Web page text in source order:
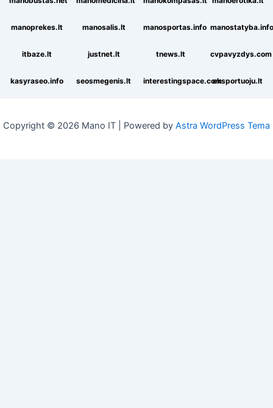
manoprekes.lt manosalis.lt manosportas.info manostatyba.info
itbaze.lt justnet.lt tnews.lt cvpavyzdys.com
kasyraseo.info seosmegenis.lt interestingspace.comeksportuoju.lt
Copyright © 2026 Mano IT | Powered by Astra WordPress Tema